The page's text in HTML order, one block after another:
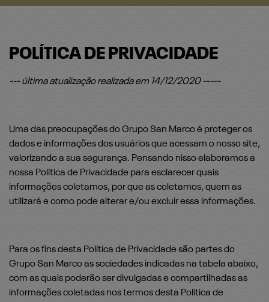
POLÍTICA DE PRIVACIDADE
--- última atualização realizada em 14/12/2020 -----
Uma das preocupações do Grupo San Marco é proteger os
dados e informações dos usuários que acessam o nosso site,
valorizando a sua segurança. Pensando nisso elaboramos a
nossa Política de Privacidade para esclarecer quais
informações coletamos, por que as coletamos, quem as
utilizará e como pode alterar e/ou excluir essa informações.
Para os fins desta Política de Privacidade são partes do
Grupo San Marco as sociedades indicadas na tabela abaixo,
com as quais poderão ser divulgadas e compartilhadas as
informações coletadas nos termos desta Política de